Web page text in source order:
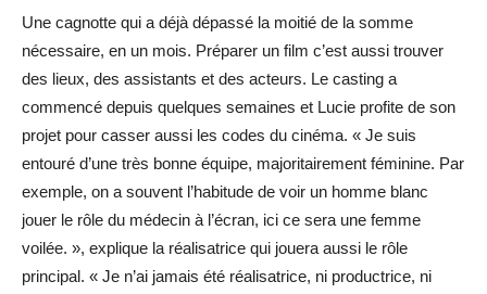
Une cagnotte qui a déjà dépassé la moitié de la somme
nécessaire, en un mois. Préparer un film c’est aussi trouver
des lieux, des assistants et des acteurs. Le casting a
commencé depuis quelques semaines et Lucie profite de son
projet pour casser aussi les codes du cinéma. « Je suis
entouré d’une très bonne équipe, majoritairement féminine. Par
exemple, on a souvent l’habitude de voir un homme blanc
jouer le rôle du médecin à l’écran, ici ce sera une femme
voilée. », explique la réalisatrice qui jouera aussi le rôle
principal. « Je n’ai jamais été réalisatrice, ni productrice, ni